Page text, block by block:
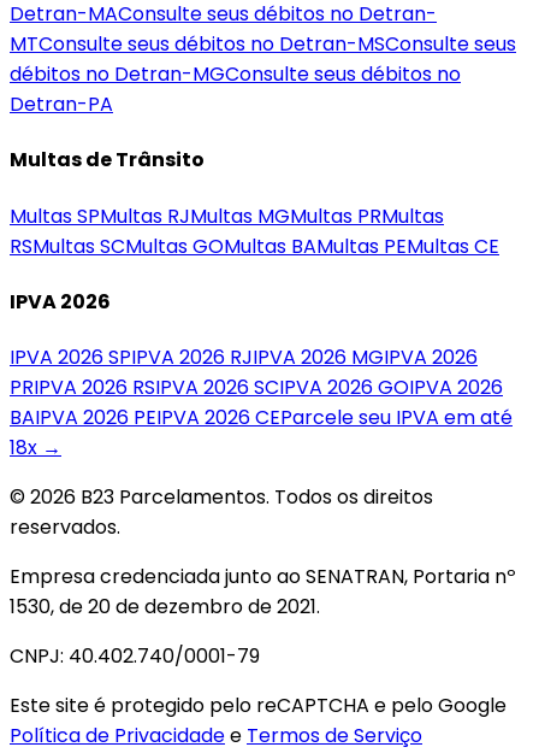
Detran-MAConsulte seus débitos no Detran-
MTConsulte seus débitos no Detran-MSConsulte seus
débitos no Detran-MGConsulte seus débitos no
Detran-PA
Multas de Trânsito
MultasSPMultas RJMultas MGMultas PRMultas
RSMultasSCMultasGOMultas BAMultas PEMultasCE
IPVA 2026
IPVA 2026SPIPVA 2026 RJIPVA 2026 MGIPVA 2026
PRIPVA 2026 RSIPVA 2026SCIPVA 2026GOIPVA 2026
BAIPVA 2026 PEIPVA 2026CEParcele seu IPVA em até
18x →
© 2026 B23 Parcelamentos. Todos os direitos
reservados.
Empresa credenciada junto ao SENATRAN, Portaria nº
1530, de 20 de dezembro de 2021.
CNPJ: 40.402.740/0001-79
Este site é protegido pelo reCAPTCHA e pelo Google
Política de Privacidadee Termos de Serviço